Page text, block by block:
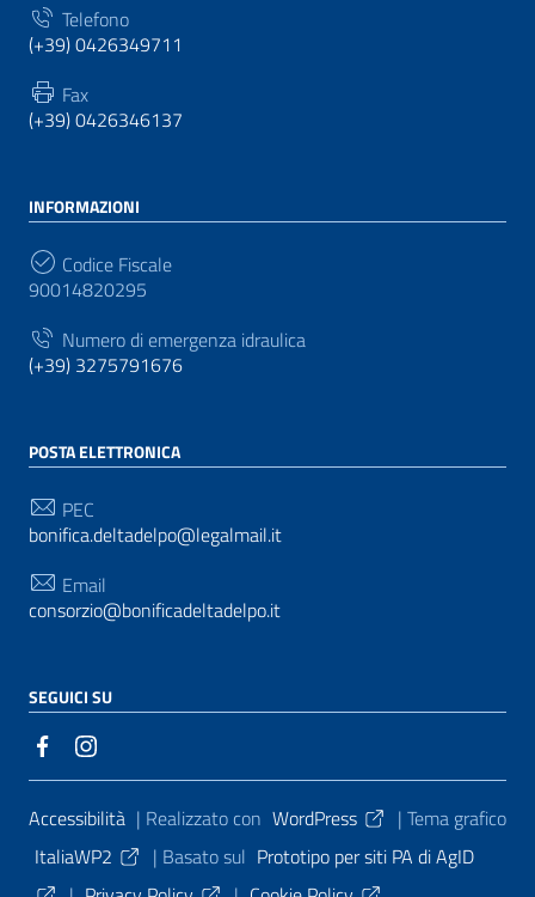
Telefono
(+39) 0426349711
Fax
(+39) 0426346137
INFORMAZIONI
Codice Fiscale
90014820295
Numero di emergenza idraulica
(+39) 3275791676
POSTA ELETTRONICA
PEC
bonifica.deltadelpo@legalmail.it
Email
consorzio@bonificadeltadelpo.it
SEGUICI SU
Sezione Link Utili
Accessibilità | Realizzato con WordPress | Tema grafico
ItaliaWP2
| Basato sul Prototipo per siti PA di AgID